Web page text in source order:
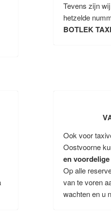
Tevens zijn
hetzelde
BOTLEK
Ook voor
Oostvoorne
en
Op alle
van te voren
wachten en u